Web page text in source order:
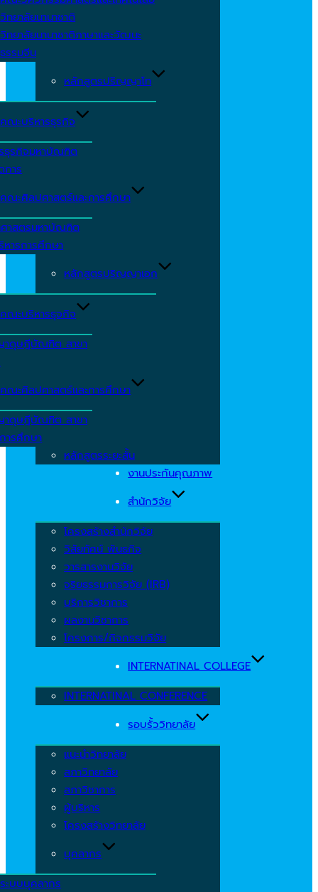
วิทยาลัยนานาชาติ
วิทยาลัยนานาชาติภาษาและวัฒนะ
ธรรมจีน
หลักสูตรปริญญาโท
คณะบริหารธุรกิจ
ธุรกิจมหาบัณฑิต
การ
คณะศิลปศาสตร์และการศึกษา
าสตรมหาบัณฑิต
หารการศึกษา
หลักสูตรปริญญาเอก
คณะบริหารธุจกิจ
ดุษฎีบัณฑิต สาขา
คณะศิลปศาสตร์และการศึกษา
ดุษฎีบัณฑิต สาขา
ารศึกษา
หลักสูตรระยะสั้น
งานประกันคุณภาพ
สำนักวิจัย
โครงสร้างสำนักวิจัย
วิสัยทัศน์ พันธกิจ
วารสารงานวิจัย
จริยธรรมการวิจัย (IRB)
บริการวิชาการ
ผลงานวิชาการ
โครงการ/กิจกรรมวิจัย
INTERNATINAL COLLEGE
INTERNATINAL CONFERENCE
รอบรั้ววิทยาลัย
แนะนำวิทยาลัย
สภาวิทยาลัย
สภาวิชาการ
ผู้บริหาร
โครงสร้างวิทยาลัย
บุคลากร
ระบบบุคลากร